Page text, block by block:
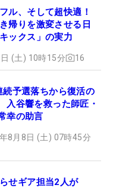
ル、そして超快適！
帰りを激変させる日
ックス」の実力
(土) 10時15分 16
続予選落ちから復活の
谷響を救った師匠・
幸の助言
8月8日 (土) 07時45分
せギア担当2人が